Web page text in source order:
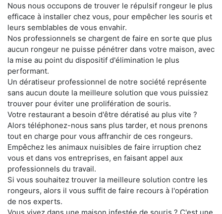
Nous nous occupons de trouver le répulsif rongeur le plus
efficace à installer chez vous, pour empêcher les souris et
leurs semblables de vous envahir.
Nos professionnels se chargent de faire en sorte que plus
aucun rongeur ne puisse pénétrer dans votre maison, avec
la mise au point du dispositif d'élimination le plus
performant.
Un dératiseur professionnel de notre société représente
sans aucun doute la meilleure solution que vous puissiez
trouver pour éviter une prolifération de souris.
Votre restaurant a besoin d'être dératisé au plus vite ?
Alors téléphonez-nous sans plus tarder, et nous prenons
tout en charge pour vous affranchir de ces rongeurs.
Empêchez les animaux nuisibles de faire irruption chez
vous et dans vos entreprises, en faisant appel aux
professionnels du travail.
Si vous souhaitez trouver la meilleure solution contre les
rongeurs, alors il vous suffit de faire recours à l'opération
de nos experts.
Vous vivez dans une maison infestée de souris ? C'est une